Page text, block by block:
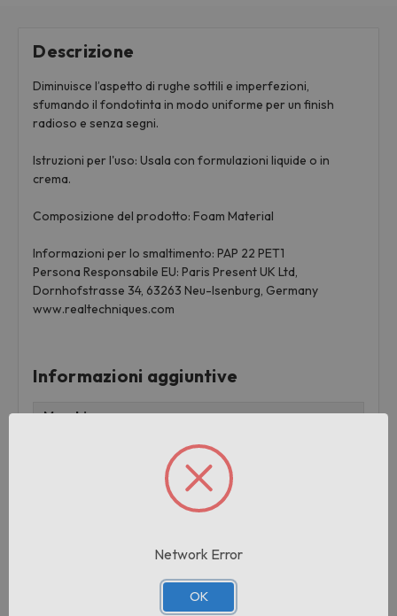
Descrizione
Diminuisce l’aspetto di rughe sottili e imperfezioni,
sfumando il fondotinta in modo uniforme per un finish
radioso e senza segni.
Istruzioni per l'uso: Usala con formulazioni liquide o in
crema.
Composizione del prodotto: Foam Material
Informazioni per lo smaltimento: PAP 22 PET1
Persona Responsabile EU: Paris Present UK Ltd,
Dornhofstrasse 34, 63263 Neu-Isenburg, Germany
www.realtechniques.com
Informazioni aggiuntive
Marchio:
Network Error
OK